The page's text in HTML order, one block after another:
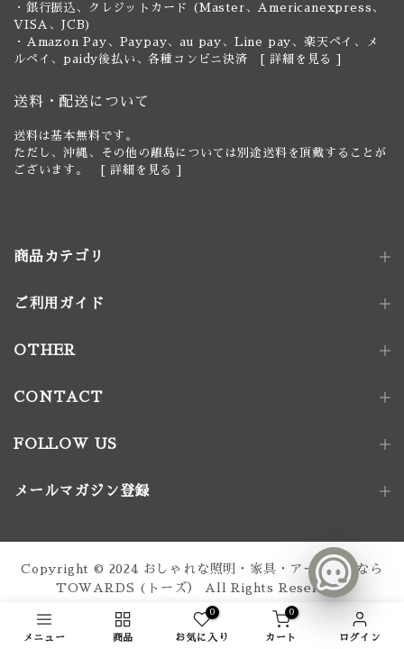
・銀行振込、クレジットカード (Master、Americanexpress、
VISA、JCB)
・Amazon Pay、Paypay、au pay、Line pay、楽天ペイ、メ
ルペイ、paidy後払い、各種コンビニ決済 [ 詳細を見る ]
送料・配送について
送料は基本無料です。
ただし、沖縄、その他の離島については別途送料を頂戴することが
ございます。 [ 詳細を見る ]
商品カテゴリ
照明器具
ペンダントライト｜多灯
テーブル脚
ご利用ガイド
OTHER
CONTACT
FOLLOW US
メールマガジン登録
Copyright © 2024 おしゃれな照明・家具・アート通販なら
TOWARDS (トーズ）
All Rights Reserved.
メニュー 商品
0
お気に入り
0
カート ログイン